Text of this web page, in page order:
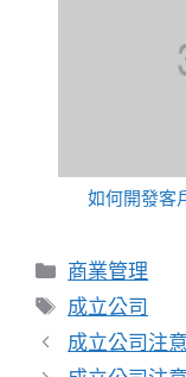
如何開發客
分
類
商業管理
標
籤
成立公司
成立公司注